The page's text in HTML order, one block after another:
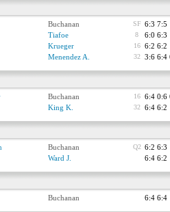
Buchanan SF 6:3 7:5
Tiafoe 8 6:0 6:3
Krueger 16 6:2 6:2
Menendez A. 32 3:6 6:4
Buchanan 16 6:4 0:6
King K. 32 6:4 6:2
Buchanan Q2 6:2 6:3
Ward J. 6:4 6:2
Buchanan 6:4 6:4